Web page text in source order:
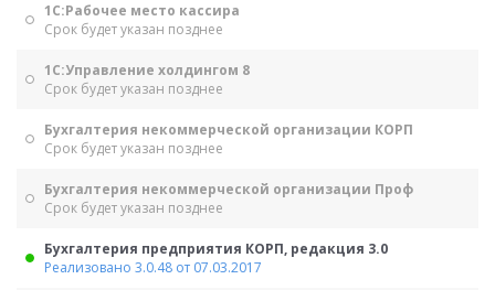
1С:Рабочее место кассира
Срок будет указан позднее
1С:Управление холдингом 8
Срок будет указан позднее
Бухгалтерия некоммерческой организации КОРП
Срок будет указан позднее
Бухгалтерия некоммерческой организации Проф
Срок будет указан позднее
Бухгалтерия предприятия КОРП, редакция 3.0
Реализовано 3.0.48 от 07.03.2017